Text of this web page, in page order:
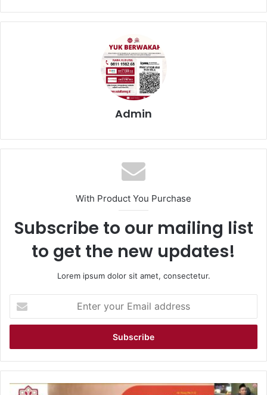
Admin
With Product You Purchase
Subscribe to our mailing list
to get the new updates!
Lorem ipsum dolor sit amet, consectetur.
your
Email
Pendidikan